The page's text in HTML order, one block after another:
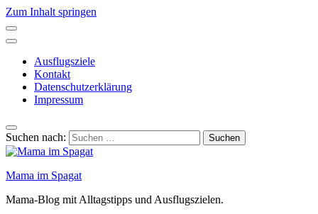
Zum Inhalt springen
Ausflugsziele
Kontakt
Datenschutzerklärung
Impressum
Suchen nach:
Mama im Spagat
Mama-Blog mit Alltagstipps und Ausflugszielen.